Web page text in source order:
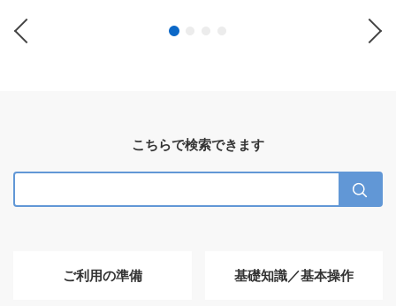
こちらで検索できます
ご利用の準備 基礎知識／基本操作